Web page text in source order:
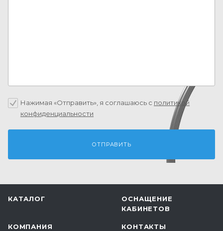
Нажимая «Отправить», я соглашаюсь c политикой
конфиденциальности
КАТАЛОГ
ОСНАЩЕНИЕ
КАБИНЕТОВ
КОМПАНИЯ КОНТАКТЫ